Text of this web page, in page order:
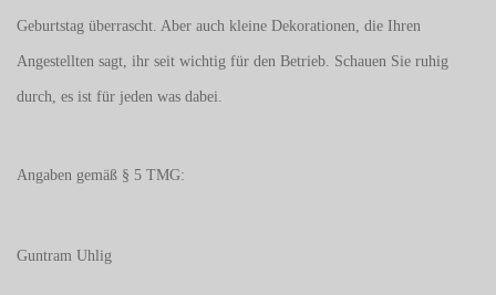
Geburtstag überrascht. Aber auch kleine Dekorationen, die Ihren
Angestellten sagt, ihr seit wichtig für den Betrieb. Schauen Sie ruhig
durch, es ist für jeden was dabei.
Angaben gemäß § 5 TMG:
Guntram Uhlig